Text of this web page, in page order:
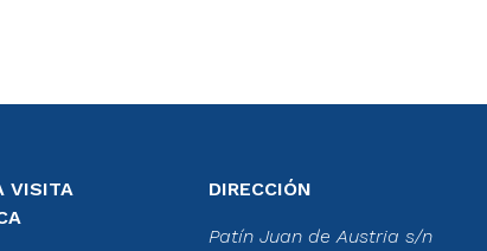
VISITA
DIRECCIÓN
Patín Juan de Austria s/n